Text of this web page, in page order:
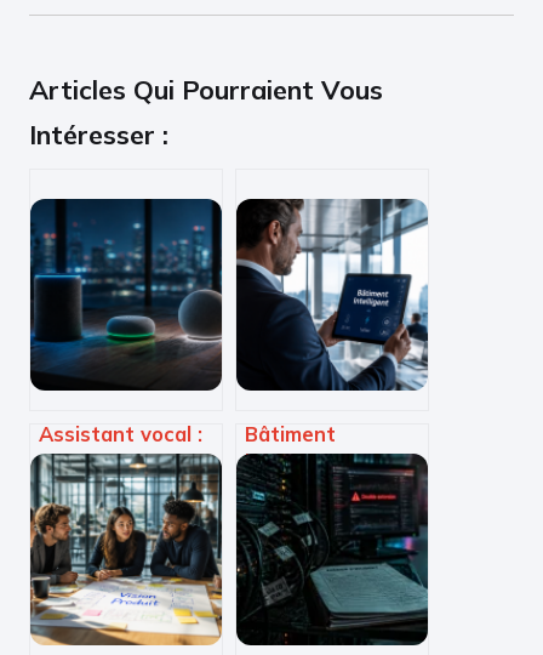
Articles Qui Pourraient Vous
Intéresser :
Assistant vocal :
gadget ou
véritable cerveau
pour votre maison
connectée ?
Bâtiment
intelligent :
comment réduire
vos factures
énergétiques de
30% grâce à la
gestion
connectée